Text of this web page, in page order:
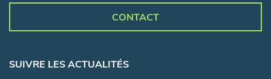
CONTACT
SUIVRE LES ACTUALITÉS